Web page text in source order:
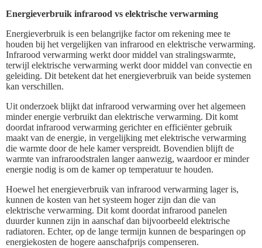
Energieverbruik infrarood vs elektrische verwarming
Energieverbruik is een belangrijke factor om rekening mee te
houden bij het vergelijken van infrarood en elektrische verwarming.
Infrarood verwarming werkt door middel van stralingswarmte,
terwijl elektrische verwarming werkt door middel van convectie en
geleiding. Dit betekent dat het energieverbruik van beide systemen
kan verschillen.
Uit onderzoek blijkt dat infrarood verwarming over het algemeen
minder energie verbruikt dan elektrische verwarming. Dit komt
doordat infrarood verwarming gerichter en efficiënter gebruik
maakt van de energie, in vergelijking met elektrische verwarming
die warmte door de hele kamer verspreidt. Bovendien blijft de
warmte van infraroodstralen langer aanwezig, waardoor er minder
energie nodig is om de kamer op temperatuur te houden.
Hoewel het energieverbruik van infrarood verwarming lager is,
kunnen de kosten van het systeem hoger zijn dan die van
elektrische verwarming. Dit komt doordat infrarood panelen
duurder kunnen zijn in aanschaf dan bijvoorbeeld elektrische
radiatoren. Echter, op de lange termijn kunnen de besparingen op
energiekosten de hogere aanschafprijs compenseren.